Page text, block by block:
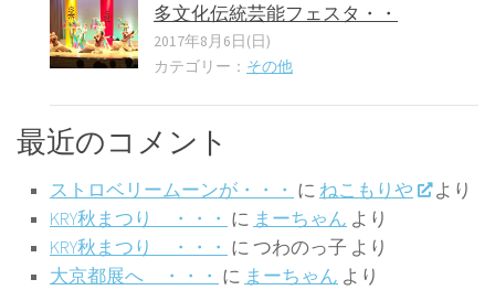
多文化伝統芸能フェスタ・・
2017年8月6日(日)
カテゴリー： その他
最近のコメント
ストロベリームーンが・・・ に ねこもりや
より
KRY秋まつり ・・・ に まーちゃん より
KRY秋まつり ・・・ に つわのっ子 より
大京都展へ ・・・ に まーちゃん より